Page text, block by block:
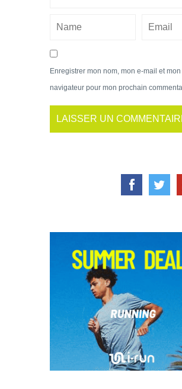
Enregistrer mon nom, mon e-mail et
navigateur pour mon prochain